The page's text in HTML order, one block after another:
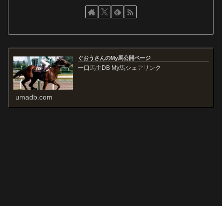
ぐおうさんのMy馬公開ページ
一口馬主DB My馬シェアリンク
umadb.com